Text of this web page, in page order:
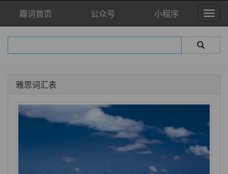
趣词首页 公众号 小程序
雅思词汇表